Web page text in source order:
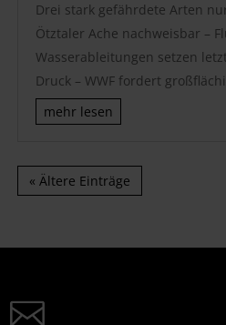
Drei stark gefährdete Arten
Ötztaler Ache nachweisbar –
Wasserableitungen setzen
Druck – WWF fordert
mehr lesen
« Ältere Einträge